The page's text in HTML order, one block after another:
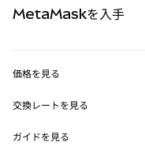
RWA
MetaMask Connect
Snaps
MetaMaskを入手
セキュリティ
価格を見る
イーサリアムの価格
Solanaの価格
交換レートを見る
ETH→USD
ガイドを見る